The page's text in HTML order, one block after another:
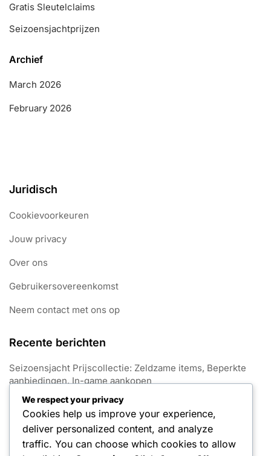
Gratis Sleutelclaims
Seizoensjachtprijzen
Archief
March 2026
February 2026
Juridisch
Cookievoorkeuren
Jouw privacy
Over ons
Gebruikersovereenkomst
Neem contact met ons op
Recente berichten
Seizoensjacht Prijscollectie: Zeldzame items, Beperkte
aanbiedingen, In-game aankopen
Gratis Munten: Beloningsstructuur, Streak-bonussen,
Belang
Gratis Munten: Verdienste maximaliseren, Gameplay
optimaliseren, Valstrikken vermijden
We respect your privacy
Cookies help us improve your experience,
deliver personalized content, and analyze
traffic. You can choose which cookies to allow